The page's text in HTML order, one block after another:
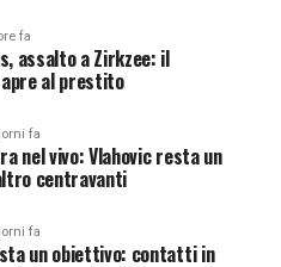
fa
assalto a Zirkzee: il
al prestito
fa
nel vivo: Vlahovic resta un
centravanti
fa
un obiettivo: contatti in